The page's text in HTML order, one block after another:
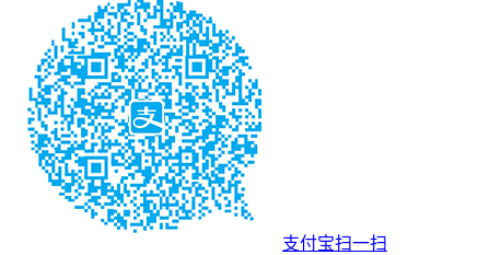
支付宝扫一扫